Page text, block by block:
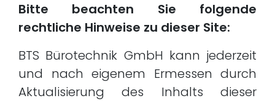
Bitte beachten Sie folgende
rechtliche Hinweise zu dieser Site:
BTS Bürotechnik GmbH kann jederzeit
und nach eigenem Ermessen durch
Aktualisierung des Inhalts dieser